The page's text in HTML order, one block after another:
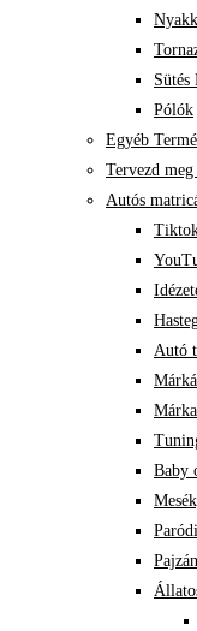
Sütés
Pólók
Egyéb
Tervezd meg
Autós
Autó
Baby